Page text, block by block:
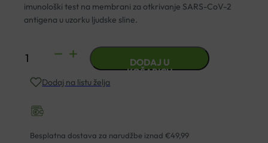
imunološki test na membrani za otkrivanje SARS-CoV-2
antigena u uzorku ljudske sline.
TEST
COV-
RAPID
ORALNI
DODAJ U
KOŠARICU
Dodaj na listu želja
Besplatna dostava za narudžbe iznad €49,99